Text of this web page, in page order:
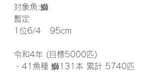
対象魚:鰤
暫定
1位6/4   95cm
令和4年 (目標5000匹)
・41魚種 鰤131本 累計 5740匹